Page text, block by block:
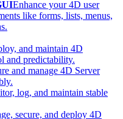
Enhance your 4D user
like forms, lists, menus,
and maintain 4D
and predictability.
and manage 4D Server
log, and maintain stable
secure, and deploy 4D